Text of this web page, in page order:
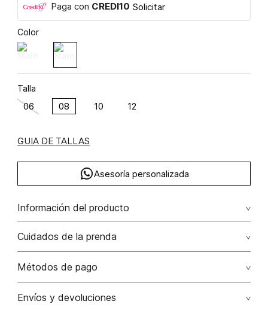
Paga con CREDI10 Solicitar
Color
Talla
06 08 10 12
GUIA DE TALLAS
Asesoría personalizada
Información del producto
Gaban con bolsillos delanteros poliéster 90% lana 10%
90.00% poliéster/polyester10.00% lana/wool
Cuidados de la prenda
Lavado profesional en seco los tonos oscuros sueltan
No lavar
Métodos de pago
Tarjetas de crédito: Visa, Dinners, Master Card y American
Envíos y devoluciones